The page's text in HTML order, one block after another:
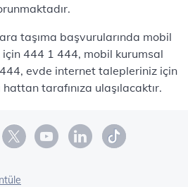
taşıma başvurularında mobil
444 1 444, mobil kurumsal
evde internet talepleriniz için
tarafınıza ulaşılacaktır.